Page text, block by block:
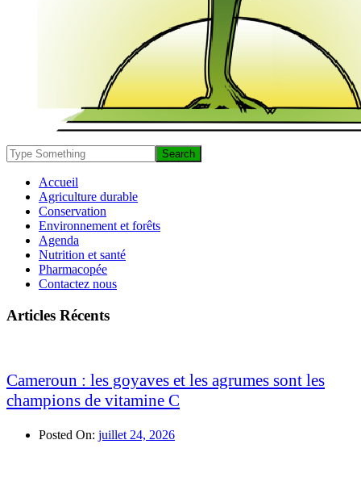
Accueil
Agriculture durable
Conservation
Environnement et forêts
Agenda
Nutrition et santé
Pharmacopée
Contactez nous
Articles Récents
Cameroun : les goyaves et les agrumes sont les
champions de vitamine C
Posted On: juillet 24, 2026